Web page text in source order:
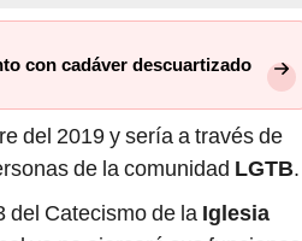
con cadáver descuartizado
del 2019 y sería a través de
de la comunidad LGTB.
del Catecismo de la Iglesia